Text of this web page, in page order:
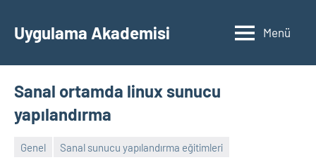
geçUygulama Akademisi Menü
Sanal ortamda linux sunucu
yapılandırma
Genel
Sanal sunucu yapılandırma eğitimleri